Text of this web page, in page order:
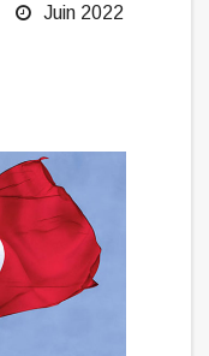
Juin 2022